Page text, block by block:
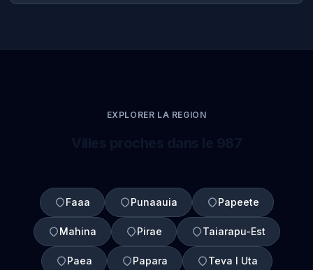
EXPLORER LA REGION
Faaa Punaauia Papeete
Mahina Pirae Taiarapu-Est
Paea Papara Teva I Uta